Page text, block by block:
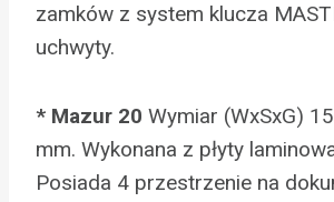
zamków z system klucza
uchwyty.
* Mazur 20 Wymiar (WxSxG)
mm. Wykonana z płyty
Posiada 4 przestrzenie na